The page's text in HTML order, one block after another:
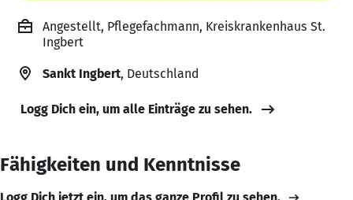
Angestellt, Pflegefachmann, Kreiskrankenhaus St.
Ingbert
Sankt Ingbert, Deutschland
Logg Dich ein, um alle Einträge zu sehen.
Fähigkeiten und Kenntnisse